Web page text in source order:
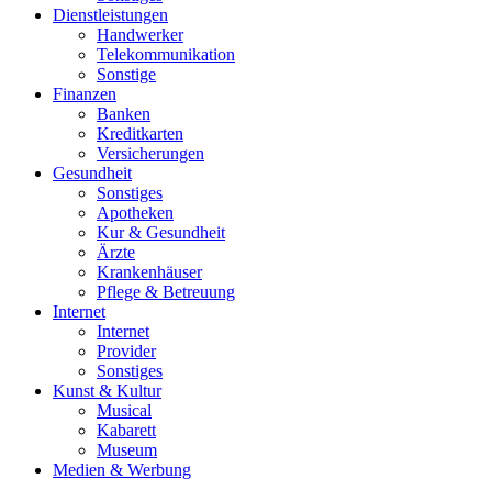
Dienstleistungen
Handwerker
Telekommunikation
Sonstige
Finanzen
Banken
Kreditkarten
Versicherungen
Gesundheit
Sonstiges
Apotheken
Kur & Gesundheit
Ärzte
Krankenhäuser
Pflege & Betreuung
Internet
Internet
Provider
Sonstiges
Kunst & Kultur
Musical
Kabarett
Museum
Medien & Werbung